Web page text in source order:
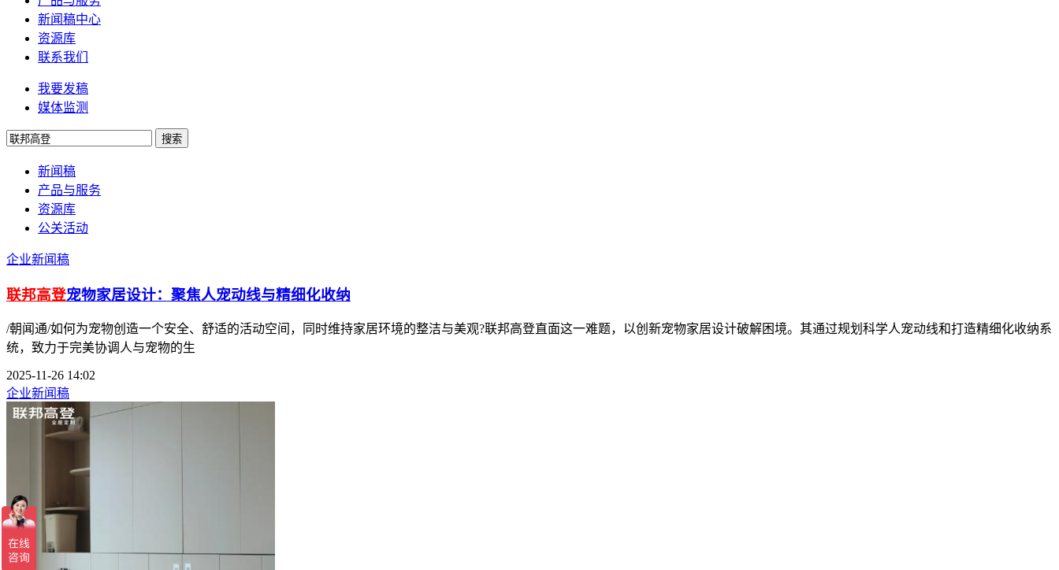
新闻稿中心
资源库
联系我们
我要发稿
媒体监测
搜索
新闻稿
产品与服务
资源库
公关活动
企业新闻稿
联邦高登宠物家居设计：聚焦人宠动线与精细化收纳
/朝闻通/如何为宠物创造一个安全、舒适的活动空间，同时维持家居环境的整洁与美观?联邦高登直面这一难题，以创新宠物家居设计破解困境。其通过规划科学人宠动线和打造精细化收纳系
统，致力于完美协调人与宠物的生
2025-11-26 14:02
企业新闻稿